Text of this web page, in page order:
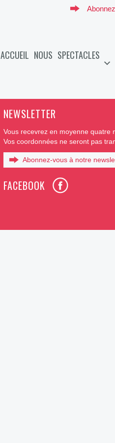
ACCUEIL NOUS SPECTACLES
NEWSLETTER
Vous recevrez en moyenne quatre
Vos coordonnées ne seront pas
Abonnez-vous à notre
FACEBOOK